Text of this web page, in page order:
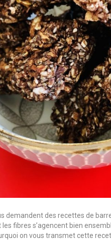
demandent des recettes de
les fibres s’agencent bien
on vous transmet cette